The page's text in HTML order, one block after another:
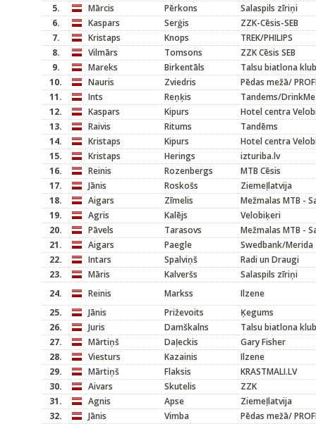
5.
Mārcis Pērkons
Salaspils zīriņi
6.
Kaspars Serģis
ZZK-Cēsis-SEB
7.
Kristaps Knops
TREK/PHILIPS
8.
Vilmārs Tomsons
ZZK Cēsis SEB
9.
Mareks Birkentāls
Talsu biatlona
10.
Nauris Zviedris
Pēdas mežā/
11.
Ints Reņķis
Tandems/DrinkMe
12.
Kaspars Kipurs
Hotel centra
13.
Raivis Ritums
Tandēms
14.
Kristaps Kipurs
Hotel centra
15.
Kristaps Herings
izturiba.lv
16.
Reinis Rozenbergs
MTB Cēsis
17.
Jānis Roskošs
Ziemeļlatvija
18.
Aigars Zīmelis
Mežmalas MTB -
19.
Agris Kalējs
Velobiķeri
20.
Pāvels Tarasovs
Mežmalas MTB -
21.
Aigars Paegle
Swedbank/Merida
22.
Intars Spalviņš
Radi un Draugi
23.
Māris Kalveršs
Salaspils zīriņi
24.
Reinis Markss
Ilzene
25.
Jānis Priževoits
Ķegums
26.
Juris Damškalns
Talsu biatlona
27.
Mārtiņš Daļeckis
Gary Fisher
28.
Viesturs Kazainis
Ilzene
29.
Mārtiņš Flaksis
KRASTMALI.LV
30.
Aivars Skutelis
ZZK
31.
Agnis Apse
Ziemeļlatvija
32.
Jānis Vimba
Pēdas mežā/